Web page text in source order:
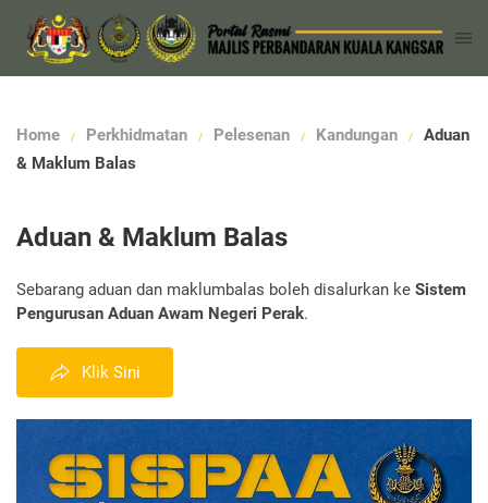
Home Perkhidmatan Pelesenan Kandungan
Aduan
& Maklum Balas
Aduan & Maklum Balas
Sebarang aduan dan maklumbalas boleh disalurkan ke Sistem
Pengurusan Aduan Awam Negeri Perak.
Klik Sini